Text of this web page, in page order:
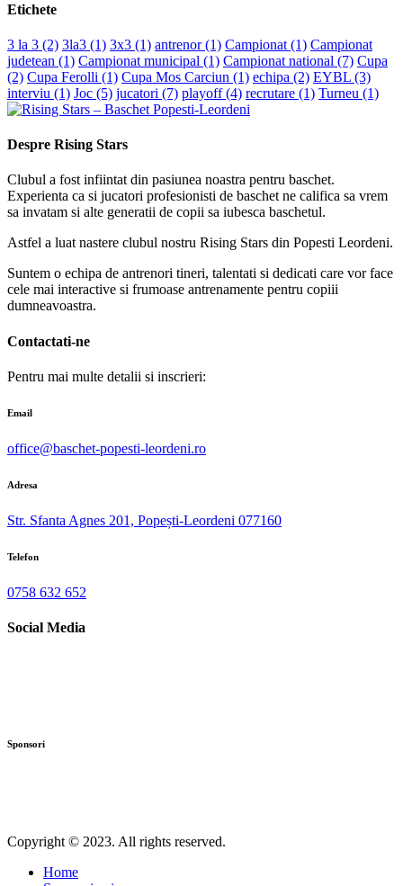
Etichete
3 la 3 (2) 3la3 (1) 3x3 (1) antrenor(1) Campionat (1) Campionat
judetean (1) Campionat municipal (1) Campionat national (7) Cupa
(2) Cupa Ferolli (1) Cupa Mos Carciun (1) echipa (2) EYBL (3)
interviu (1) Joc (5) jucatori (7) playoff(4) recrutare (1) Turneu (1)
Despre Rising Stars
Clubul a fost infiintat din pasiunea noastra pentru baschet.
Experienta ca si jucatori profesionisti de baschet ne califica sa vrem
sa invatam si alte generatii de copii sa iubesca baschetul.
Astfel a luat nastere clubul nostru Rising Stars din Popesti Leordeni.
Suntem o echipa de antrenori tineri, talentati si dedicati care vor face
cele mai interactive si frumoase antrenamente pentru copiii
dumneavoastra.
Contactati-ne
Pentru mai multe detalii si inscrieri:
Email
office@baschet-popesti-leordeni.ro
Adresa
Str. Sfanta Agnes 201, Popești-Leordeni 077160
Telefon
0758 632 652
Social Media
Sponsori
Copyright © 2023. All rights reserved.
Home